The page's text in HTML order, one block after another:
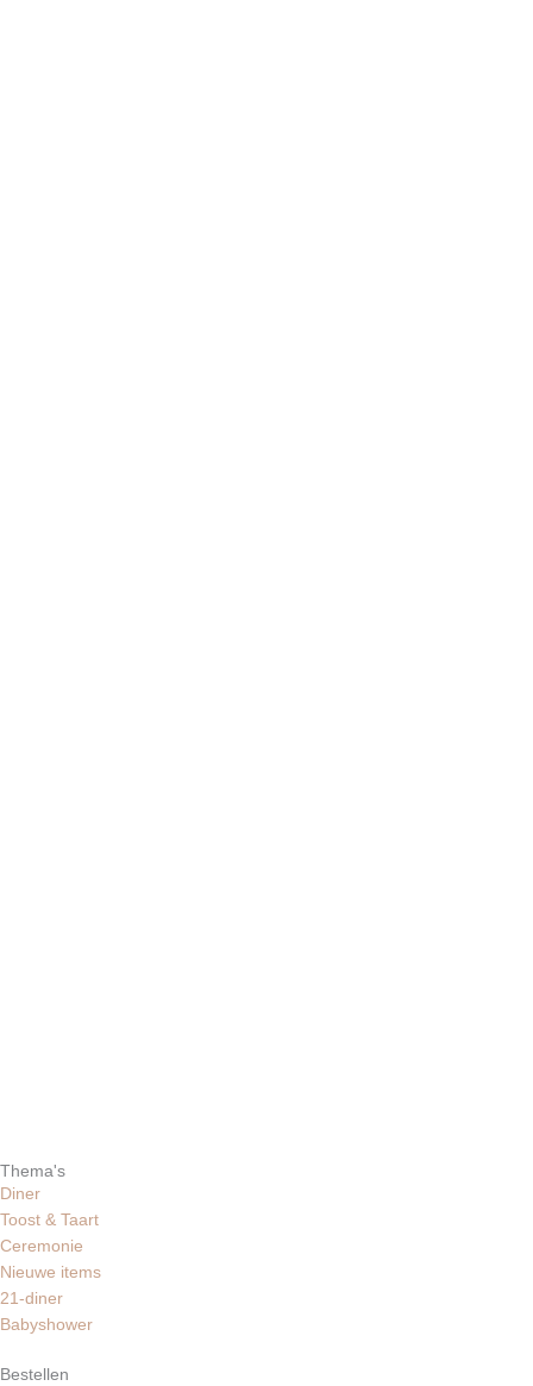
Thema's
Diner
Toost & Taart
Ceremonie
Nieuwe items
21-diner
Babyshower
Bestellen